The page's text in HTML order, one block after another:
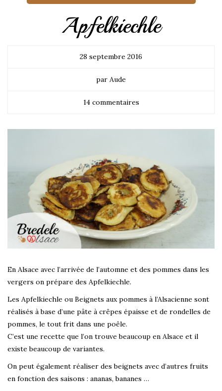
Apfelkiechle
28 septembre 2016
par Aude
14 commentaires
En Alsace avec l’arrivée de l’automne et des pommes dans les
vergers on prépare des Apfelkiechle.
Les Apfelkiechle ou Beignets aux pommes à l’Alsacienne sont
réalisés à base d’une pâte à crêpes épaisse et de rondelles de
pommes, le tout frit dans une poêle.
C’est une recette que l’on trouve beaucoup en Alsace et il
existe beaucoup de variantes.
On peut également réaliser des beignets avec d’autres fruits
en fonction des saisons : ananas, bananes …